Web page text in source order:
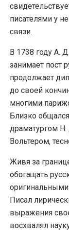
писателями у
связи.
В 1738 году А.
занимает пост
продолжает
до своей
многими
Близко
драматургом
Вольтером,
Живя за
обогащать
Писал
выражения
восхвалял